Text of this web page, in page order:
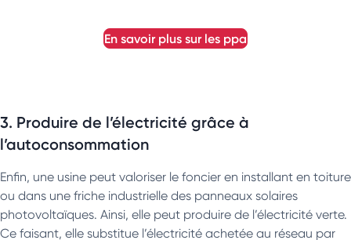
en savoir plus sur les ppa
3. Produire de l’électricité grâce à
l’autoconsommation
Enfin, une usine peut valoriser le foncier en installant en toiture
ou dans une friche industrielle des panneaux solaires
photovoltaïques. Ainsi, elle peut produire de l’électricité verte.
Ce faisant, elle substitue l’électricité achetée au réseau par